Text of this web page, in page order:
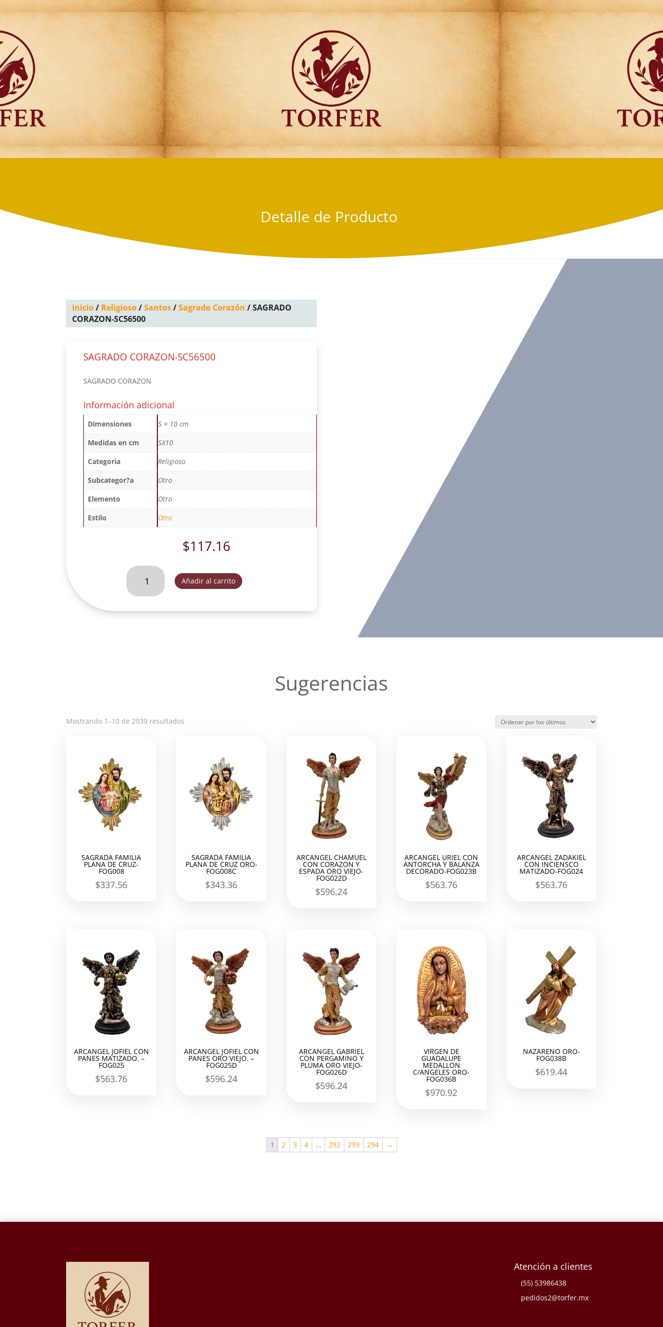
Articulos para Regalo Torfer.
Detalle de Producto
Inicio/ Religioso/Santos/Sagrado Corazón / SAGRADO
CORAZON-SC56500
SAGRADO CORAZON-SC56500
SAGRADO CORAZON
Información adicional
Dimensiones
5 × 10 cm
Medidas en cm
5X10
Categoria
Religioso
Subcategor?a
Otro
Elemento
Otro
Estilo
Otro
$117.16
SAGRADO
CORAZON-
SC56500
Añadir al carrito
Sugerencias
Mostrando 1–10 de 2939 resultados
SAGRADA FAMILIA
PLANA DE CRUZ-
FOG008
$337.56
SAGRADA FAMILIA
PLANA DE CRUZ ORO-
FOG008C
$343.36
ARCANGEL CHAMUEL
CON CORAZON Y
ESPADA ORO VIEJO-
FOG022D
$596.24
ARCANGEL URIEL CON
ANTORCHA Y BALANZA
DECORADO-FOG023B
$563.76
ARCANGEL ZADAKIEL
CON INCIENSCO
MATIZADO-FOG024
$563.76
ARCANGEL JOFIEL CON
PANES MATIZADO. –
FOG025
$563.76
ARCANGEL JOFIEL CON
PANES ORO VIEJO. –
FOG025D
$596.24
ARCANGEL GABRIEL
CON PERGAMINO Y
PLUMA ORO VIEJO-
FOG026D
$596.24
VIRGEN DE
GUADALUPE
MEDALLON
C/ANGELES ORO-
FOG036B
$970.92
NAZARENO ORO-
FOG038B
$619.44
1 2 3 4 … 292 293 294 →
Atención a clientes
(55) 53986438
pedidos2@torfer.mx